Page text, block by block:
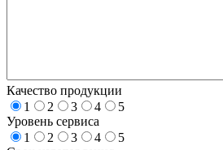
Качество продукции
1
2 3 4
5
Уровень сервиса
1
2 3 4
5